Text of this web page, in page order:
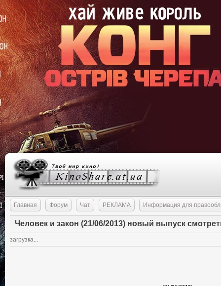
Главная Форум Чат РЕКЛАМА Информация для
Человек и закон (21/06/2013) новый выпуск
загрузка...